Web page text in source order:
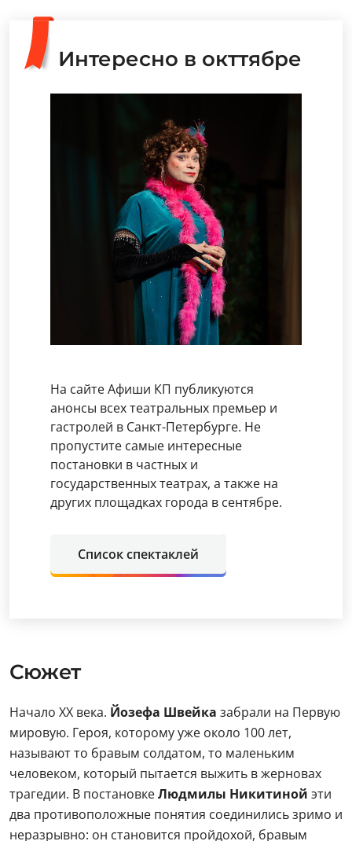
Интересно в окттябре
На сайте Афиши КП публикуются
анонсы всех театральных премьер и
гастролей в Санкт-Петербурге. Не
пропустите самые интересные
постановки в частных и
государственных театрах, а также на
других площадках города в сентябре.
Список спектаклей
Сюжет
Начало XX века. Йозефа Швейка забрали на Первую
мировую. Героя, которому уже около 100 лет,
называют то бравым солдатом, то маленьким
человеком, который пытается выжить в жерновах
трагедии. В постановкеЛюдмилы Никитиной эти
два противоположные понятия соединились зримо и
неразрывно: он становится пройдохой, бравым